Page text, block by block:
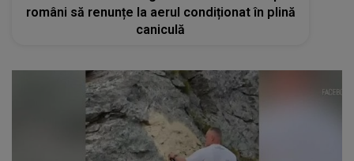
români să renunțe la aerul condiționat în plină
caniculă